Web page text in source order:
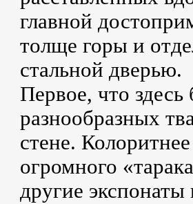
главной
толще горы и
стальной дверью.
Первое, что здесь
разнообразных
стене.
огромного
другие